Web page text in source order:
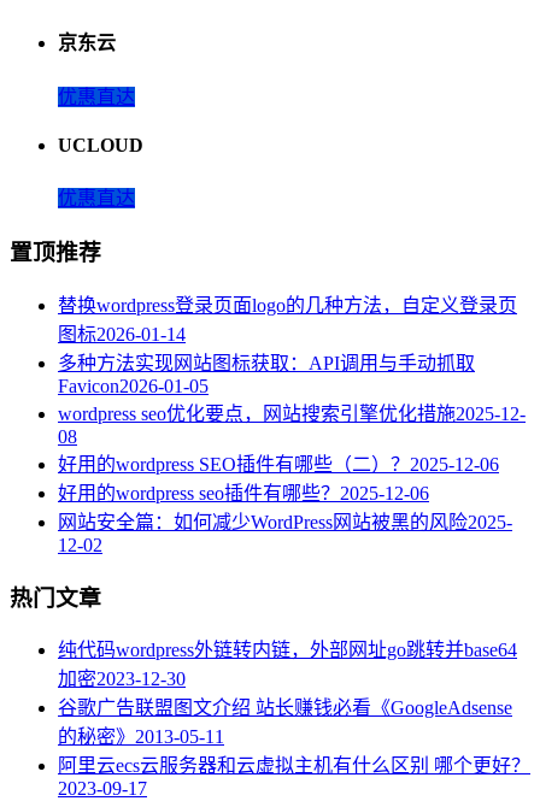
京东云
优惠直达
UCLOUD
优惠直达
置顶推荐
替换wordpress登录页面logo的几种方法，自定义登录页
图标2026-01-14
多种方法实现网站图标获取：API调用与手动抓取
Favicon2026-01-05
wordpress seo优化要点，网站搜索引擎优化措施2025-12-
08
好用的wordpress SEO插件有哪些（二）？ 2025-12-06
好用的wordpress seo插件有哪些？ 2025-12-06
网站安全篇：如何减少WordPress网站被黑的风险2025-
12-02
热门文章
纯代码wordpress外链转内链，外部网址go跳转并base64
加密2023-12-30
谷歌广告联盟图文介绍 站长赚钱必看《GoogleAdsense
的秘密》 2013-05-11
阿里云ecs云服务器和云虚拟主机有什么区别 哪个更好？
2023-09-17